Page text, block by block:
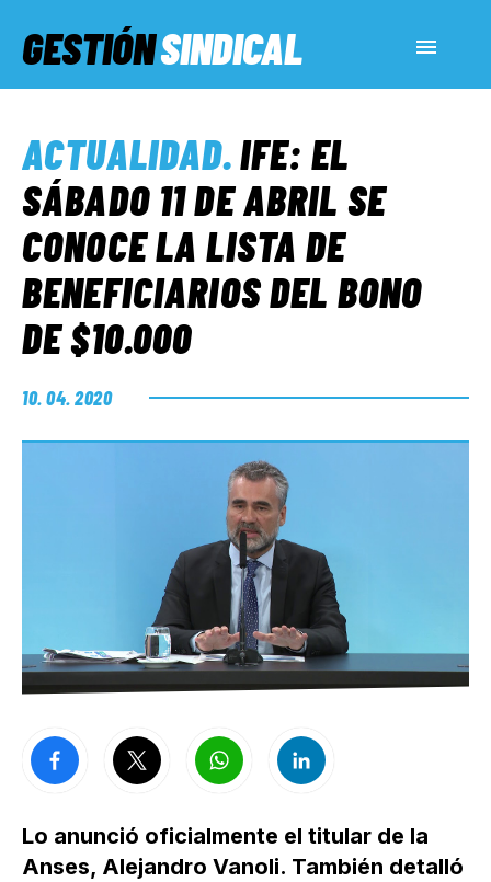
GESTIÓNSINDICAL
SERVICIOS SOCIALES
INFORMES ESPECIALES
FUERA DE MEGÁFONO
EL LADO «G»
ACTUALIDAD.IFE: EL
SÁBADO 11 DE ABRIL SE
CONOCE LA LISTA DE
BENEFICIARIOS DEL BONO
DE $10.000
10. 04. 2020
Lo anunció oficialmente el titular de la
Anses, Alejandro Vanoli. También detalló